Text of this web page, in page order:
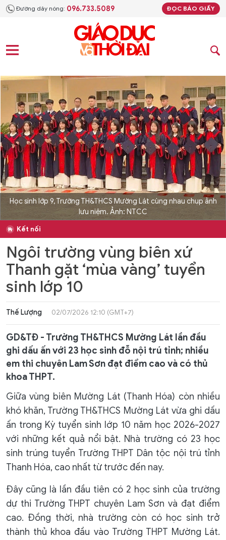
Đường dây nóng: 096.733.5089 ĐỌC BÁO GIẤY
Học sinh lớp 9, Trường TH&THCS Mường Lát cùng nhau chụp ảnh
lưu niệm. Ảnh: NTCC
Kết nối
Ngôi trường vùng biên xứ
Thanh gặt ‘mùa vàng’ tuyển
sinh lớp 10
Thế Lượng 02/07/2026 12:10 (GMT+7)
GD&TĐ - Trường TH&THCS Mường Lát lần đầu
ghi dấu ấn với 23 học sinh đỗ nội trú tỉnh; nhiều
em thi chuyên Lam Sơn đạt điểm cao và có thủ
khoa THPT.
Giữa vùng biên Mường Lát (Thanh Hóa) còn nhiều
khó khăn, Trường TH&THCS Mường Lát vừa ghi dấu
ấn trong Kỳ tuyển sinh lớp 10 năm học 2026-2027
với những kết quả nổi bật. Nhà trường có 23 học
sinh trúng tuyển Trường THPT Dân tộc nội trú tỉnh
Thanh Hóa, cao nhất từ trước đến nay.
Đây cũng là lần đầu tiên có 2 học sinh của trường
dự thi Trường THPT chuyên Lam Sơn và đạt điểm
cao. Đồng thời, nhà trường còn có học sinh trở
thành thủ khoa đầu vào Trường THPT Mường Lát.